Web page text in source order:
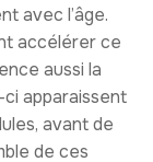
avec l’âge.
accélérer ce
aussi la
apparaissent
avant de
de ces